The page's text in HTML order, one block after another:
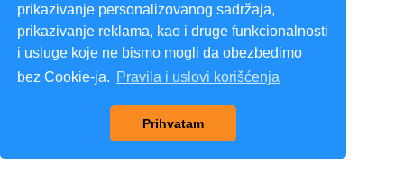
prikazivanje personalizovanog sadržaja,
prikazivanje reklama, kao i druge funkcionalnosti
i usluge koje ne bismo mogli da obezbedimo
bez Cookie-ja. Pravila i uslovi korišćenja
Prihvatam
Sve Nekretnine
www.svenekretnine.com